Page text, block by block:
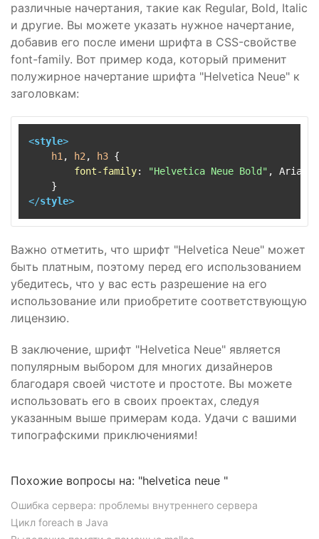
различные начертания, такие как Regular, Bold, Italic
и другие. Вы можете указать нужное начертание,
добавив его после имени шрифта в CSS-свойстве
font-family. Вот пример кода, который применит
полужирное начертание шрифта "Helvetica Neue" к
заголовкам:
<style>
h1 , h2 , h3 {
font-family: "Helvetica Neue Bold" , Arial,
</style>
Важно отметить, что шрифт "Helvetica Neue" может
быть платным, поэтому перед его использованием
убедитесь, что у вас есть разрешение на его
использование или приобретите соответствующую
лицензию.
В заключение, шрифт "Helvetica Neue" является
популярным выбором для многих дизайнеров
благодаря своей чистоте и простоте. Вы можете
использовать его в своих проектах, следуя
указанным выше примерам кода. Удачи с вашими
типографскими приключениями!
Похожие вопросы на: "helvetica neue "
Ошибка сервера: проблемы внутреннего сервера
Цикл foreach в Java